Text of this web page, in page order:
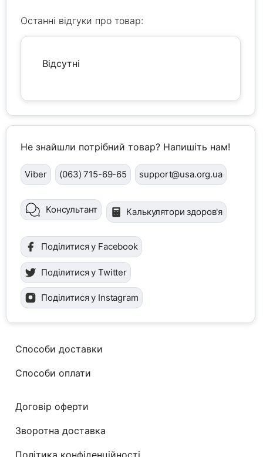
Останні відгуки про товар:
Відсутні
Не знайшли потрібний товар? Напишіть нам!
Viber (063) 715-69-65 support@usa.org.ua
Консультант Калькулятори здоров'я
Поділитися у Facebook
Поділитися у Twitter
Поділитися у Instagram
Способи доставки
Способи оплати
Договір оферти
Зворотна доставка